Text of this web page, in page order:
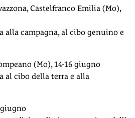
Castelfranco Emilia (Mo),
alla campagna, al cibo genuino e
(Mo), 14-16 giugno
al cibo della terra e alla
giugno